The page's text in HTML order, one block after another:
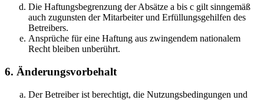
Die Haftungsbegrenzung der Absätze a bis c gilt sinngemäß
auch zugunsten der Mitarbeiter und Erfüllungsgehilfen des
Betreibers.
Ansprüche für eine Haftung aus zwingendem nationalem
Recht bleiben unberührt.
6. Änderungsvorbehalt
Der Betreiber ist berechtigt, die Nutzungsbedingungen und